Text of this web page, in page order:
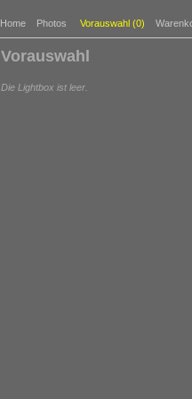
Home Photos Vorauswahl (0)
Vorauswahl
Die Lightbox ist leer.